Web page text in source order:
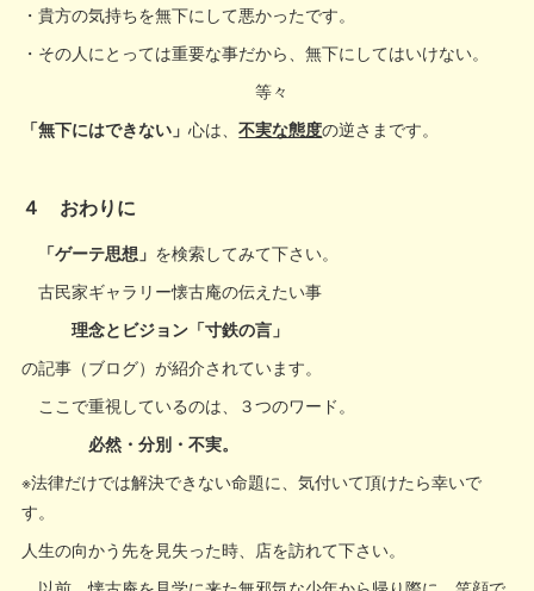
・貴方の気持ちを無下にして悪かったです。
・その人にとっては重要な事だから、無下にしてはいけない。
等々
「無下にはできない」心は、不実な態度の逆さまです。
４ おわりに
「ゲーテ思想」 を検索してみて下さい。
古民家ギャラリー懐古庵の伝えたい事
理念とビジョン「寸鉄の言」
の記事（ブログ）が紹介されています。
ここで重視しているのは、３つのワード。
必然・分別・不実。
※法律だけでは解決できない命題に、気付いて頂けたら幸いで
す。
人生の向かう先を見失った時、店を訪れて下さい。